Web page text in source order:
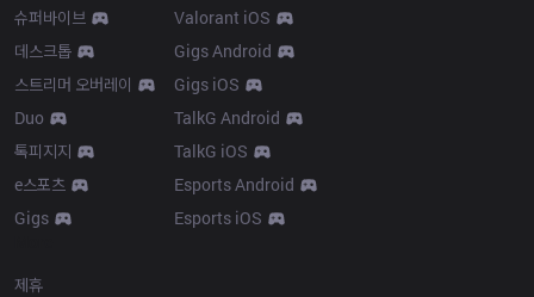
슈퍼바이브
데스크톱
스트리머 오버레이
Duo
톡피지지
e스포츠
Gigs
Valorant iOS
Gigs Android
Gigs iOS
TalkG Android
TalkG iOS
Esports Android
Esports iOS
제휴